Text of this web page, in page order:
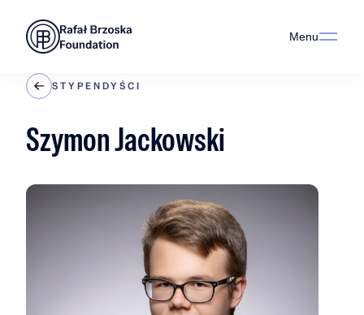
Menu
STYPENDYŚCI
Szymon Jackowski